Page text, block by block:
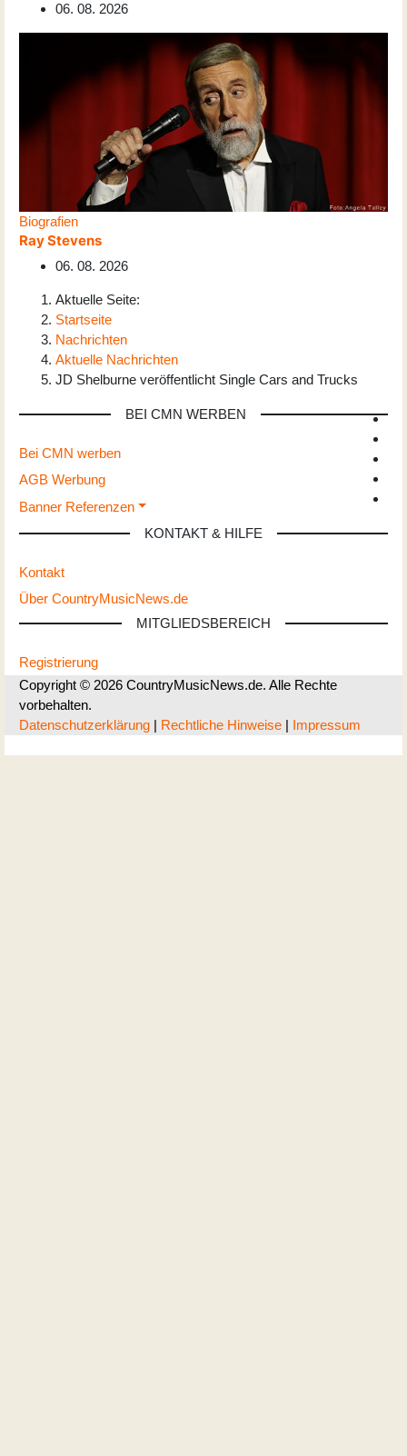
06. 08. 2026
Biografien
Ray Stevens
06. 08. 2026
Aktuelle Seite:
Startseite
Nachrichten
Aktuelle Nachrichten
JD Shelburne veröffentlicht Single Cars and Trucks
BEI CMN WERBEN
Bei CMN werben
AGB Werbung
Banner Referenzen
KONTAKT & HILFE
Kontakt
Über CountryMusicNews.de
MITGLIEDSBEREICH
Registrierung
Copyright © 2026 CountryMusicNews.de. Alle Rechte
vorbehalten.
Datenschutzerklärung | Rechtliche Hinweise | Impressum